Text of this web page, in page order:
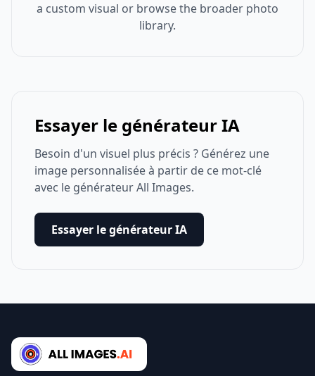
a custom visual or browse the broader photo
library.
Essayer le générateur IA
Besoin d'un visuel plus précis ? Générez une
image personnalisée à partir de ce mot-clé
avec le générateur All Images.
Essayer le générateur IA